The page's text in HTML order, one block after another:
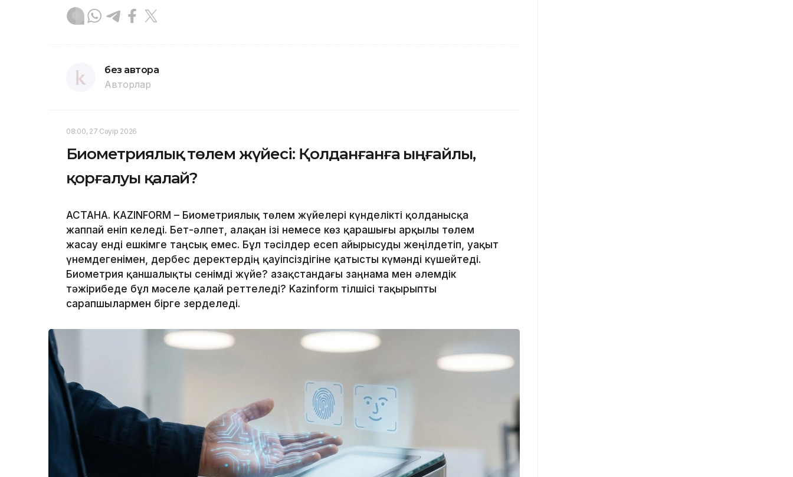
без автора
Авторлар
08:00, 27 Сәуір 2026
Биометриялық төлем жүйесі: Қолданғанға ыңғайлы,
қорғалуы қалай?
АСТАНА. KAZINFORM – Биометриялық төлем жүйелері күнделікті қолданысқа
жаппай еніп келеді. Бет-әлпет, алақан ізі немесе көз қарашығы арқылы төлем
жасау енді ешкімге таңсық емес. Бұл тәсілдер есеп айырысуды жеңілдетіп, уақыт
үнемдегенімен, дербес деректердің қауіпсіздігіне қатысты күмәнді күшейтеді.
Биометрия қаншалықты сенімді жүйе? Қазақстандағы заңнама мен әлемдік
тәжірибеде бұл мәселе қалай реттеледі? Kazinform тілшісі тақырыпты
сарапшылармен бірге зерделеді.